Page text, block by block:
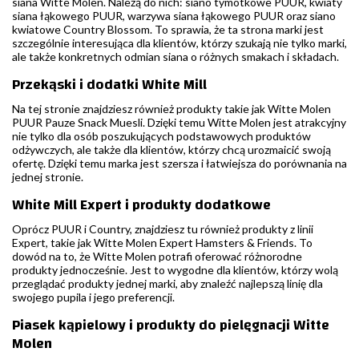
siana łąkowego PUUR, warzywa siana łąkowego PUUR oraz siano
kwiatowe Country Blossom. To sprawia, że ta strona marki jest
szczególnie interesująca dla klientów, którzy szukają nie tylko marki,
ale także konkretnych odmian siana o różnych smakach i składach.
Przekąski i dodatki White Mill
Na tej stronie znajdziesz również produkty takie jak Witte Molen
PUUR Pauze Snack Muesli. Dzięki temu Witte Molen jest atrakcyjny
nie tylko dla osób poszukujących podstawowych produktów
odżywczych, ale także dla klientów, którzy chcą urozmaicić swoją
ofertę. Dzięki temu marka jest szersza i łatwiejsza do porównania na
jednej stronie.
White Mill Expert i produkty dodatkowe
Oprócz PUUR i Country, znajdziesz tu również produkty z linii
Expert, takie jak Witte Molen Expert Hamsters & Friends. To
dowód na to, że Witte Molen potrafi oferować różnorodne
produkty jednocześnie. Jest to wygodne dla klientów, którzy wolą
przeglądać produkty jednej marki, aby znaleźć najlepszą linię dla
swojego pupila i jego preferencji.
Piasek kąpielowy i produkty do pielęgnacji Witte
Molen